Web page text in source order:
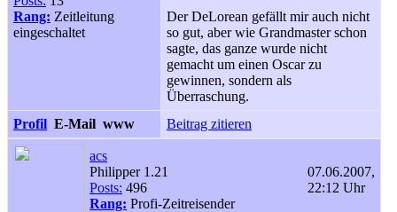
Rang: Zeitleitung
eingeschaltet
Der DeLorean gefällt mir auch nicht
so gut, aber wie Grandmaster schon
sagte, das ganze wurde nicht
gemacht um einen Oscar zu
gewinnen, sondern als
Überraschung.
Profil E-Mail www Beitrag zitieren
acs
Philipper 1.21
Posts: 496
Rang: Profi-Zeitreisender
07.06.2007,
22:12 Uhr